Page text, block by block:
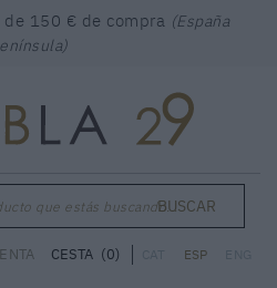
150 € de compra (España
que estás buscando...BUSCAR
ESP
CESTA (0)